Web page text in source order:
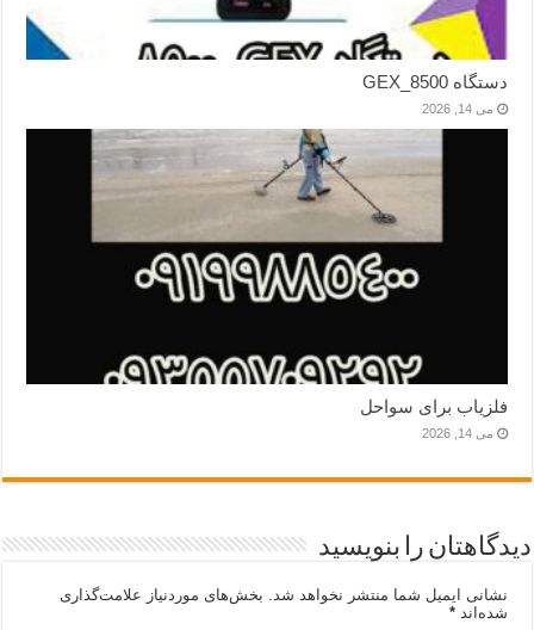
دستگاه GEX_8500
می 14, 2026
فلزیاب برای سواحل
می 14, 2026
دیدگاهتان را بنویسید
نشانی ایمیل شما منتشر نخواهد شد. بخش‌های موردنیاز علامت‌گذاری
شده‌اند*